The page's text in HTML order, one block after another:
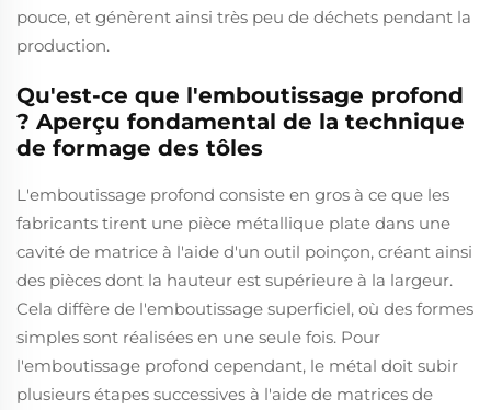
pouce, et génèrent ainsi très peu de déchets pendant la
production.
Qu'est-ce que l'emboutissage profond
? Aperçu fondamental de la technique
de formage des tôles
L'emboutissage profond consiste en gros à ce que les
fabricants tirent une pièce métallique plate dans une
cavité de matrice à l'aide d'un outil poinçon, créant ainsi
des pièces dont la hauteur est supérieure à la largeur.
Cela diffère de l'emboutissage superficiel, où des formes
simples sont réalisées en une seule fois. Pour
l'emboutissage profond cependant, le métal doit subir
plusieurs étapes successives à l'aide de matrices de